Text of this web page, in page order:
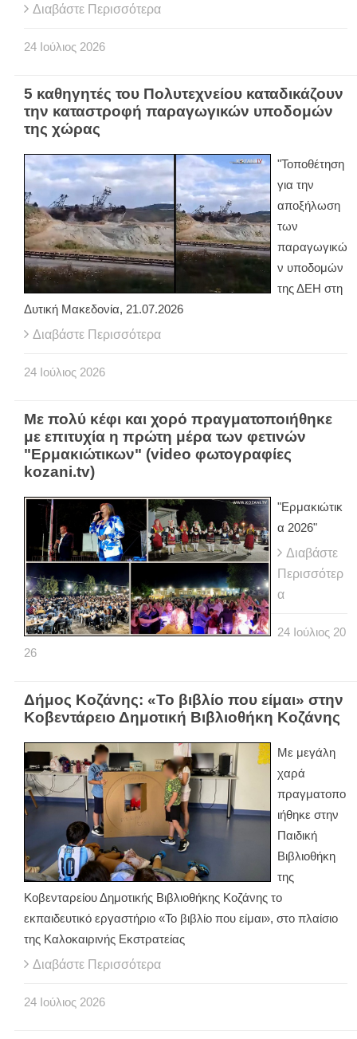
Διαβάστε Περισσότερα
24 Ιούλιος 2026
5 καθηγητές του Πολυτεχνείου καταδικάζουν
την καταστροφή παραγωγικών υποδομών
της χώρας
"Τοποθέτηση
για την
αποξήλωση
των
παραγωγικώ
ν υποδομών
της ΔΕΗ στη
Δυτική Μακεδονία, 21.07.2026
Διαβάστε Περισσότερα
24 Ιούλιος 2026
Με πολύ κέφι και χορό πραγματοποιήθηκε
με επιτυχία η πρώτη μέρα των φετινών
"Ερμακιώτικων" (video φωτογραφίες
kozani.tv)
"Ερμακιώτικ
α 2026"
Διαβάστε
Περισσότερ
α
24 Ιούλιος 20
26
Δήμος Κοζάνης: «Το βιβλίο που είμαι» στην
Κοβεντάρειο Δημοτική Βιβλιοθήκη Κοζάνης
Με μεγάλη
χαρά
πραγματοπο
ιήθηκε στην
Παιδική
Βιβλιοθήκη
της
Κοβενταρείου Δημοτικής Βιβλιοθήκης Κοζάνης το
εκπαιδευτικό εργαστήριο «Το βιβλίο που είμαι», στο πλαίσιο
της Καλοκαιρινής Εκστρατείας
Διαβάστε Περισσότερα
24 Ιούλιος 2026